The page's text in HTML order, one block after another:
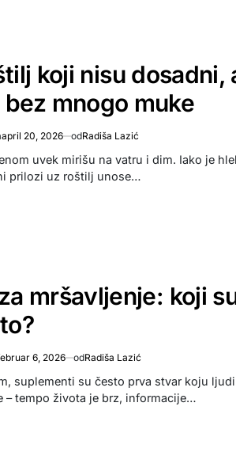
koji nisu dosadni,
mnogo muke
april 20, 2026 odRadiša Lazić
uvek mirišu na vatru i dim. Iako je
prilozi uz roštilj unose…
mršavljenje: koji
6, 2026 odRadiša Lazić
suplementi su često prva stvar koju ljudi
– tempo života je brz, informacije…